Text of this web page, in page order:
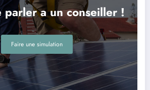
parler a un conseiller !
Faire une simulation